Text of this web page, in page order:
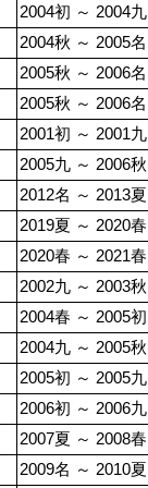
2004初 ～ 2004九
2004秋 ～ 2005名
2005秋 ～ 2006名
2005秋 ～ 2006名
2001初 ～ 2001九
2005九 ～ 2006秋
2012名 ～ 2013夏
2019夏 ～ 2020春
2020春 ～ 2021春
2002九 ～ 2003秋
2004春 ～ 2005初
2004九 ～ 2005秋
2005初 ～ 2005九
2006初 ～ 2006九
2007夏 ～ 2008春
2009名 ～ 2010夏